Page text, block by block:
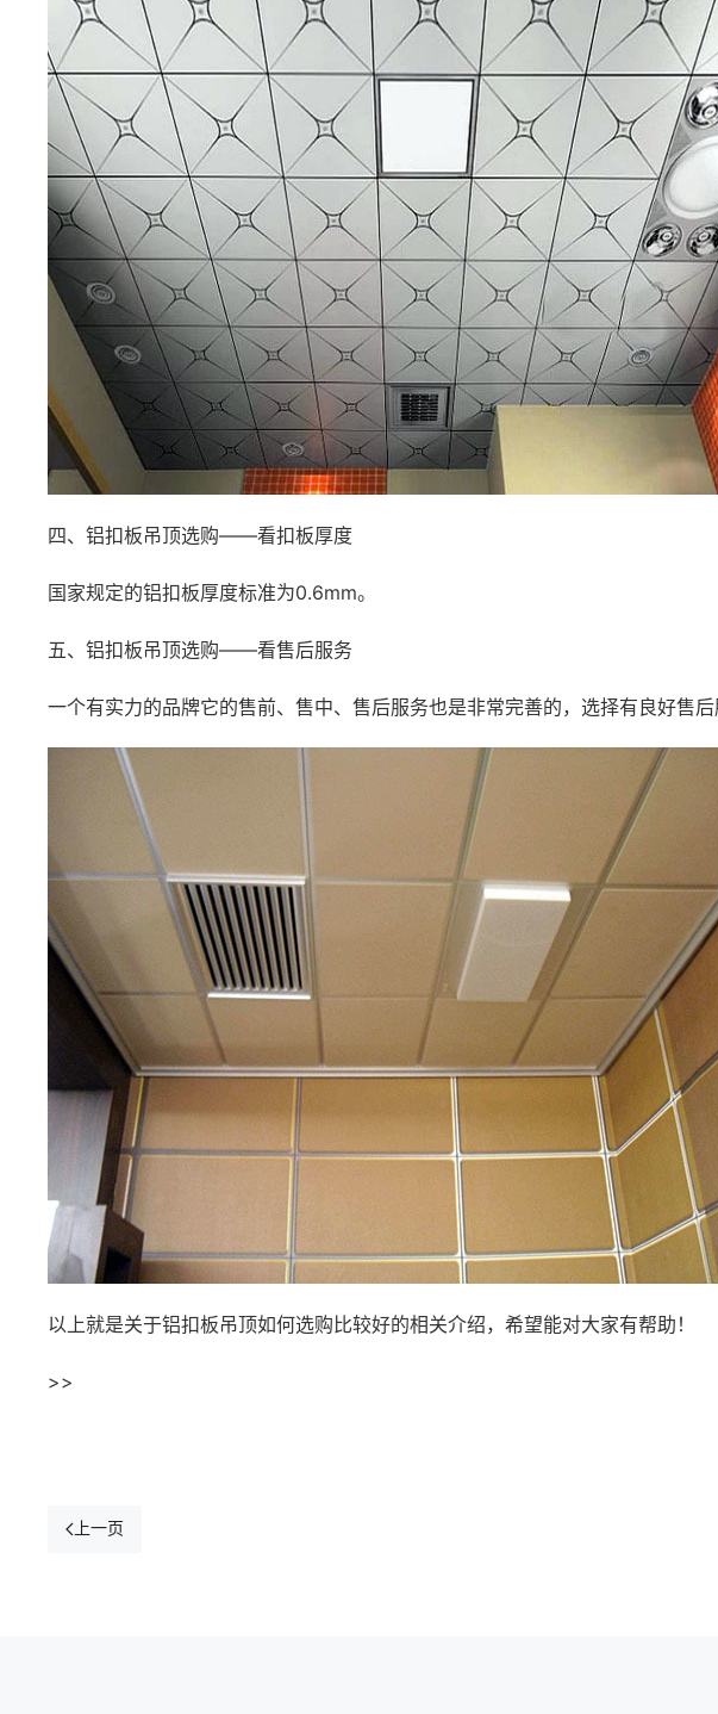
四、铝扣板吊顶选购——看扣板厚度
国家规定的铝扣板厚度标准为0.6mm。
五、铝扣板吊顶选购——看售后服务
一个有实力的品牌它的售前、售中、售后服务也是非常完善的，选择有良好售后
以上就是关于铝扣板吊顶如何选购比较好的相关介绍，希望能对大家有帮助！
>>
上一页